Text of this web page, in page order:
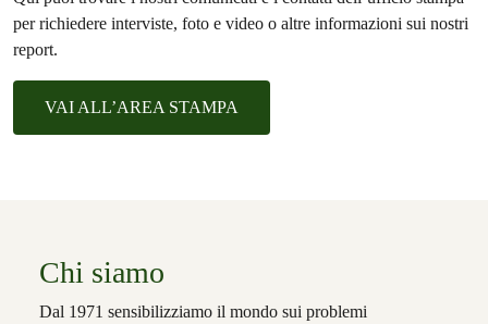
per richiedere interviste, foto e video o altre informazioni sui nostri
report.
VAI ALL’AREA STAMPA
Chi siamo
Dal 1971 sensibilizziamo il mondo sui problemi